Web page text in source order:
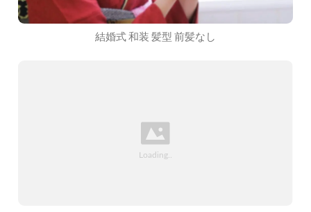
結婚式 和装 髪型 前髪なし